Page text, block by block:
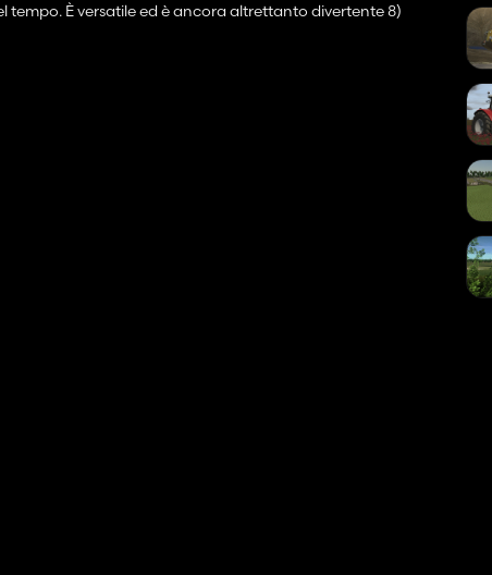
tempo. È versatile ed è ancora altrettanto divertente 8)